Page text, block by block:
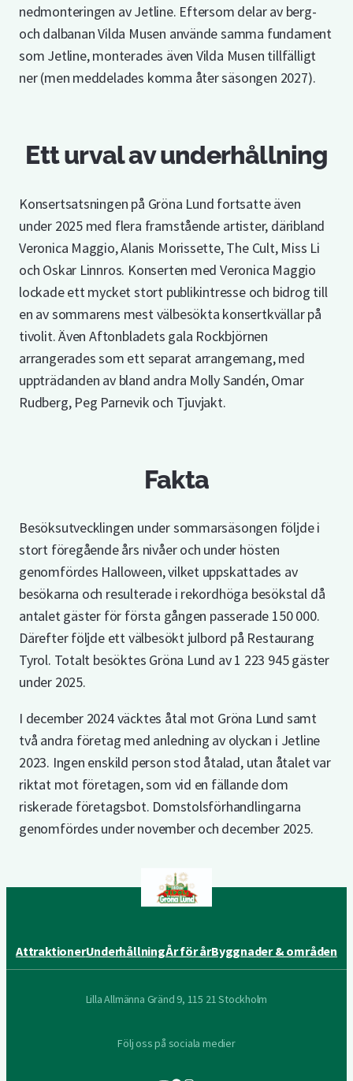
nedmonteringen av Jetline. Eftersom delar av berg-
och dalbanan Vilda Musen använde samma fundament
som Jetline, monterades även Vilda Musen tillfälligt
ner (men meddelades komma åter säsongen 2027).
Ett urval av underhållning
Konsertsatsningen på Gröna Lund fortsatte även
under 2025 med flera framstående artister, däribland
Veronica Maggio, Alanis Morissette, The Cult, Miss Li
och Oskar Linnros. Konserten med Veronica Maggio
lockade ett mycket stort publikintresse och bidrog till
en av sommarens mest välbesökta konsertkvällar på
tivolit. Även Aftonbladets gala Rockbjörnen
arrangerades som ett separat arrangemang, med
uppträdanden av bland andra Molly Sandén, Omar
Rudberg, Peg Parnevik och Tjuvjakt.
Fakta
Besöksutvecklingen under sommarsäsongen följde i
stort föregående års nivåer och under hösten
genomfördes Halloween, vilket uppskattades av
besökarna och resulterade i rekordhöga besökstal då
antalet gäster för första gången passerade 150 000.
Därefter följde ett välbesökt julbord på Restaurang
Tyrol. Totalt besöktes Gröna Lund av 1 223 945 gäster
under 2025.
I december 2024 väcktes åtal mot Gröna Lund samt
två andra företag med anledning av olyckan i Jetline
2023. Ingen enskild person stod åtalad, utan åtalet var
riktat mot företagen, som vid en fällande dom
riskerade företagsbot. Domstolsförhandlingarna
genomfördes under november och december 2025.
AttraktionerUnderhållningÅr för årByggnader & områden
Lilla Allmänna Gränd 9, 115 21 Stockholm
Följ oss på sociala medier